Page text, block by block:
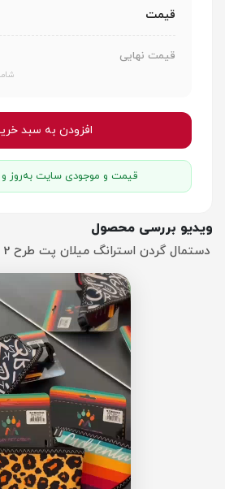
قیمت
قیمت نهایی
شامل 10٪ مالیات
افزودن به سبد
قیمت و موجودی سایت به‌روز
ویدیو بررسی محصول
دستمال گردن استرانگ میلان پت طرح 2